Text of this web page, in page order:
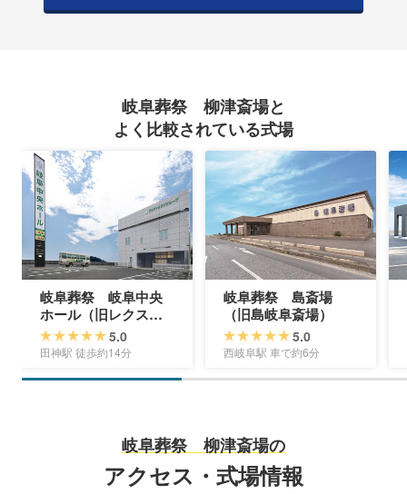
岐阜葬祭 柳津斎場と
よく比較されている式場
岐阜葬祭 岐阜中央
ホール（旧レクスト
岐阜中央ホール）
5.0
田神駅 徒歩約14分
岐阜葬祭 島斎場
（旧島岐阜斎場）
5.0
西岐阜駅 車で約6分
岐阜葬祭 柳津斎場の
アクセス・式場情報